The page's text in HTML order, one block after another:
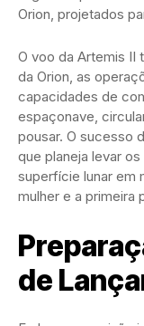
Orion, projetados
O voo da Artemis II
da Orion, as
capacidades de
espaçonave,
pousar. O sucesso
que planeja levar
superfície lunar em
mulher e a primeira
de